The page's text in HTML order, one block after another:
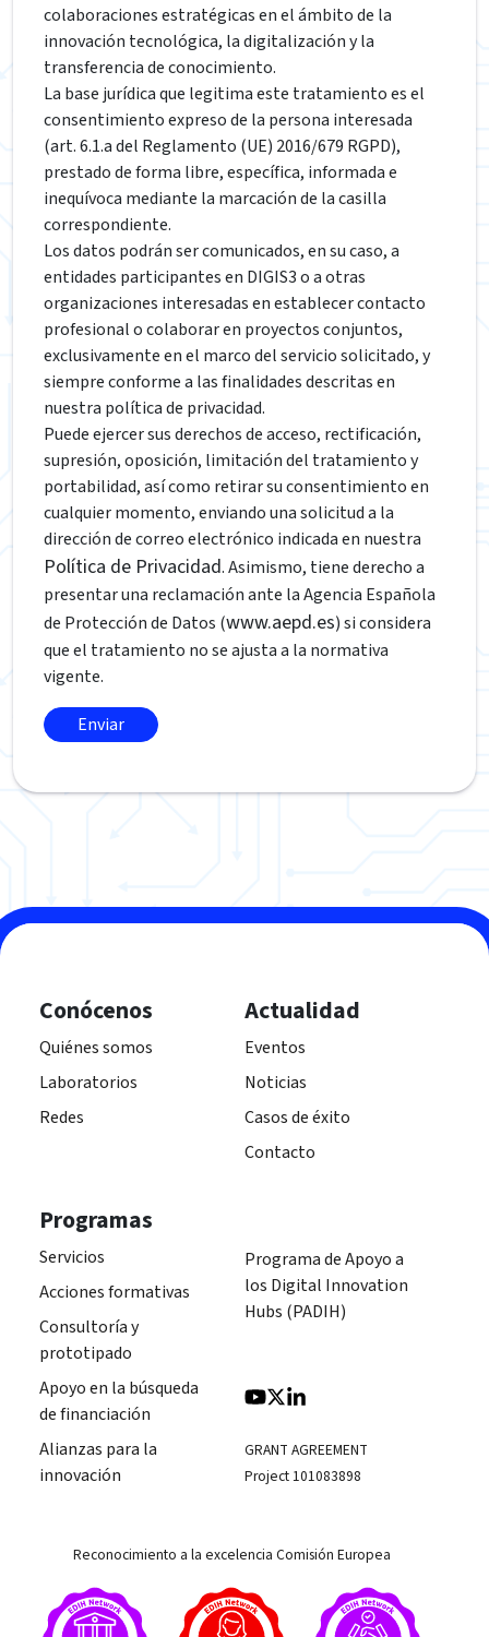
colaboraciones estratégicas en el ámbito de la
innovación tecnológica, la digitalización y la
transferencia de conocimiento.
La base jurídica que legitima este tratamiento es el
consentimiento expreso de la persona interesada
(art. 6.1.a del Reglamento (UE) 2016/679 RGPD),
prestado de forma libre, específica, informada e
inequívoca mediante la marcación de la casilla
correspondiente.
Los datos podrán ser comunicados, en su caso, a
entidades participantes en DIGIS3 o a otras
organizaciones interesadas en establecer contacto
profesional o colaborar en proyectos conjuntos,
exclusivamente en el marco del servicio solicitado, y
siempre conforme a las finalidades descritas en
nuestra política de privacidad.
Puede ejercer sus derechos de acceso, rectificación,
supresión, oposición, limitación del tratamiento y
portabilidad, así como retirar su consentimiento en
cualquier momento, enviando una solicitud a la
dirección de correo electrónico indicada en nuestra
Política de Privacidad. Asimismo, tiene derecho a
presentar una reclamación ante la Agencia Española
de Protección de Datos (www.aepd.es) si considera
que el tratamiento no se ajusta a la normativa
vigente.
Conócenos
Quiénes somos
Laboratorios
Redes
Actualidad
Eventos
Noticias
Casos de éxito
Contacto
Programas
Servicios
Acciones formativas
Consultoría y
prototipado
Apoyo en la búsqueda
de financiación
Alianzas para la
innovación
Programa de Apoyo a
los Digital Innovation
Hubs (PADIH)
GRANT AGREEMENT
Project 101083898
Reconocimiento a la excelencia Comisión Europea